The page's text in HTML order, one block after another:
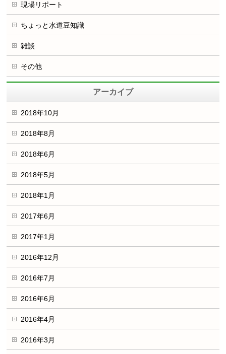
現場リポート
ちょっと水道豆知識
雑談
その他
アーカイブ
2018年10月
2018年8月
2018年6月
2018年5月
2018年1月
2017年6月
2017年1月
2016年12月
2016年7月
2016年6月
2016年4月
2016年3月